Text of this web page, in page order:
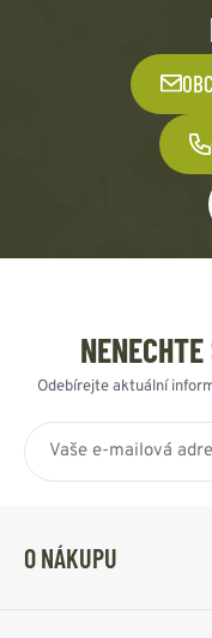
Odebírejte aktuální
O NÁKUPU